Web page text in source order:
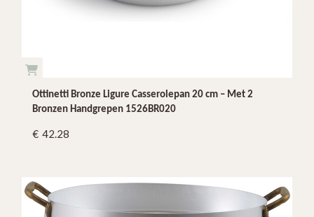
Ottinetti Bronze Ligure Casserolepan 20 cm – Met 2
Bronzen Handgrepen 1526BR020
42.28